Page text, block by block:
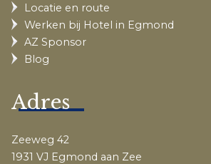
Locatie en route
Werken bij Hotel in Egmond
AZ Sponsor
Blog
Adres
Zeeweg 42
1931 VJ Egmond aan Zee